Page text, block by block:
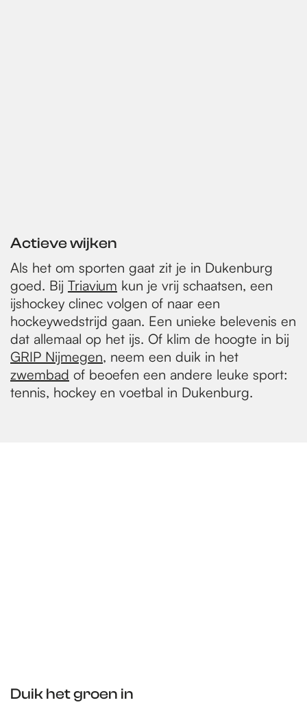
Actieve wijken
Als het om sporten gaat zit je in Dukenburg
goed. Bij Triavium kun je vrij schaatsen, een
ijshockey clinec volgen of naar een
hockeywedstrijd gaan. Een unieke belevenis en
dat allemaal op het ijs. Of klim de hoogte in bij
GRIP Nijmegen, neem een duik in het
zwembad of beoefen een andere leuke sport:
tennis, hockey en voetbal in Dukenburg.
Duik het groen in